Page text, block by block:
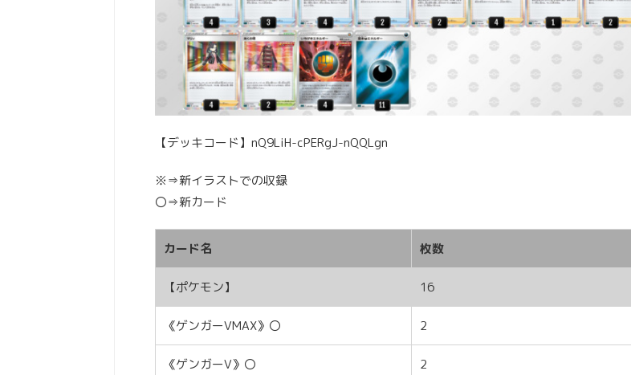
【デッキコード】nQ9LiH-cPERgJ-nQQLgn
※⇒新イラストでの収録
〇⇒新カード
カード名 枚数
【ポケモン】 16
《ゲンガーVMAX》〇 2
《ゲンガーV》〇 2